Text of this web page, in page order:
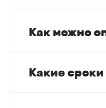
Как можно
Какие